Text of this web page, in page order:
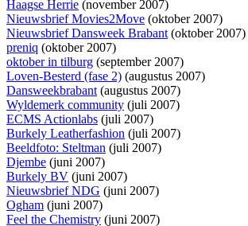
Haagse Herrie (november 2007)
Nieuwsbrief Movies2Move (oktober 2007)
Nieuwsbrief Dansweek Brabant(oktober 2007)
preniq (oktober 2007)
oktober in tilburg (september 2007)
Loven-Besterd (fase 2) (augustus 2007)
Dansweekbrabant(augustus 2007)
Wyldemerk community (juli 2007)
ECMS Actionlabs (juli 2007)
Burkely Leatherfashion (juli 2007)
Beeldfoto: Steltman (juli 2007)
Djembe (juni 2007)
Burkely BV (juni 2007)
Nieuwsbrief NDG (juni 2007)
Ogham (juni 2007)
Feel the Chemistry (juni 2007)